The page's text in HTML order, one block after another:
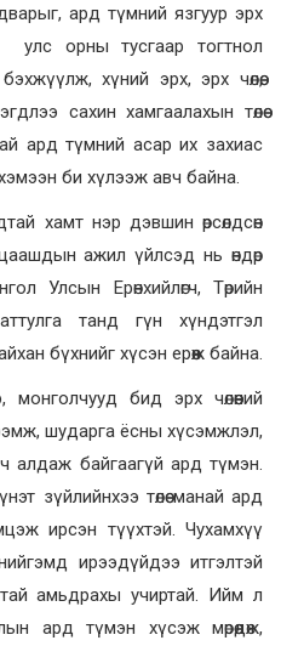
ард түмний язгуур эрх
улс орны тусгаар тогтнол
хүний эрх, эрх чөлөө,
сахин хамгаалахын төлөө
ард түмний асар их захиас
би хүлээж авч байна.
хамт нэр дэвшин өрсөлдсөн
ажил үйлсэд нь өндөр
Улсын Ерөнхийлөгч, Төрийн
танд гүн хүндэтгэл
бүхнийг хүсэн ерөөж байна.
бид эрх чөлөөний
шударга ёсны хүсэмжлэл,
алдаж байгаагүй ард түмэн.
зүйлийнхээ төлөө манай ард
ирсэн түүхтэй. Чухамхүү
ирээдүйдээ итгэлтэй
амьдрахы учиртай. Ийм л
ард түмэн хүсэж мөрөөдөж,